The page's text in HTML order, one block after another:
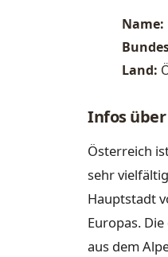
Name:
Land:
Infos
Österreich
sehr
Hauptstadt
Europas.
aus dem